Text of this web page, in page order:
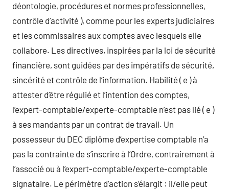
déontologie, procédures et normes professionnelles,
contrôle d’activité ), comme pour les experts judiciaires
et les commissaires aux comptes avec lesquels elle
collabore. Les directives, inspirées par la loi de sécurité
financière, sont guidées par des impératifs de sécurité,
sincérité et contrôle de l’information. Habilité ( e ) à
attester d’être régulié et l’intention des comptes,
l’expert-comptable/experte-comptable n’est pas lié ( e )
à ses mandants par un contrat de travail. Un
possesseur du DEC diplôme d’expertise comptable n’a
pas la contrainte de s’inscrire à l’Ordre, contrairement à
l’associé ou à l’expert-comptable/experte-comptable
signataire. Le périmètre d’action s’élargit : il/elle peut